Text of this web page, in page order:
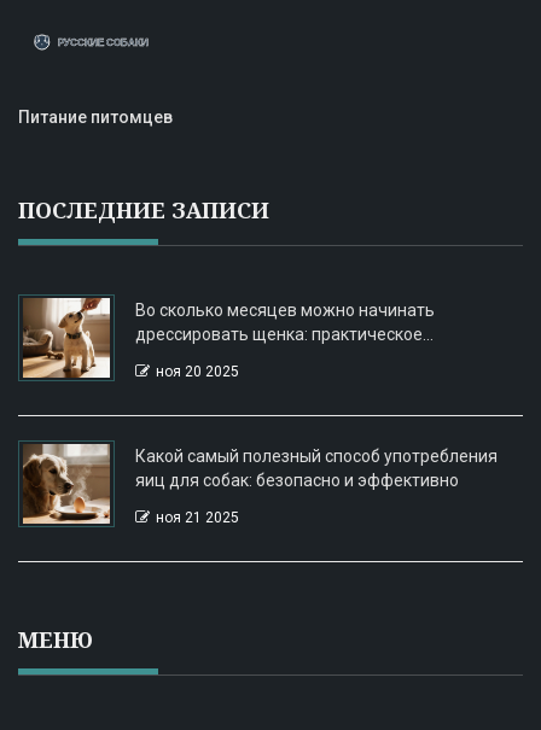
Питание питомцев
ПОСЛЕДНИЕ ЗАПИСИ
Во сколько месяцев можно начинать
дрессировать щенка: практическое
ноя 20 2025
Какой самый полезный способ употребления
яиц для собак: безопасно и эффективно
ноя 21 2025
МЕНЮ